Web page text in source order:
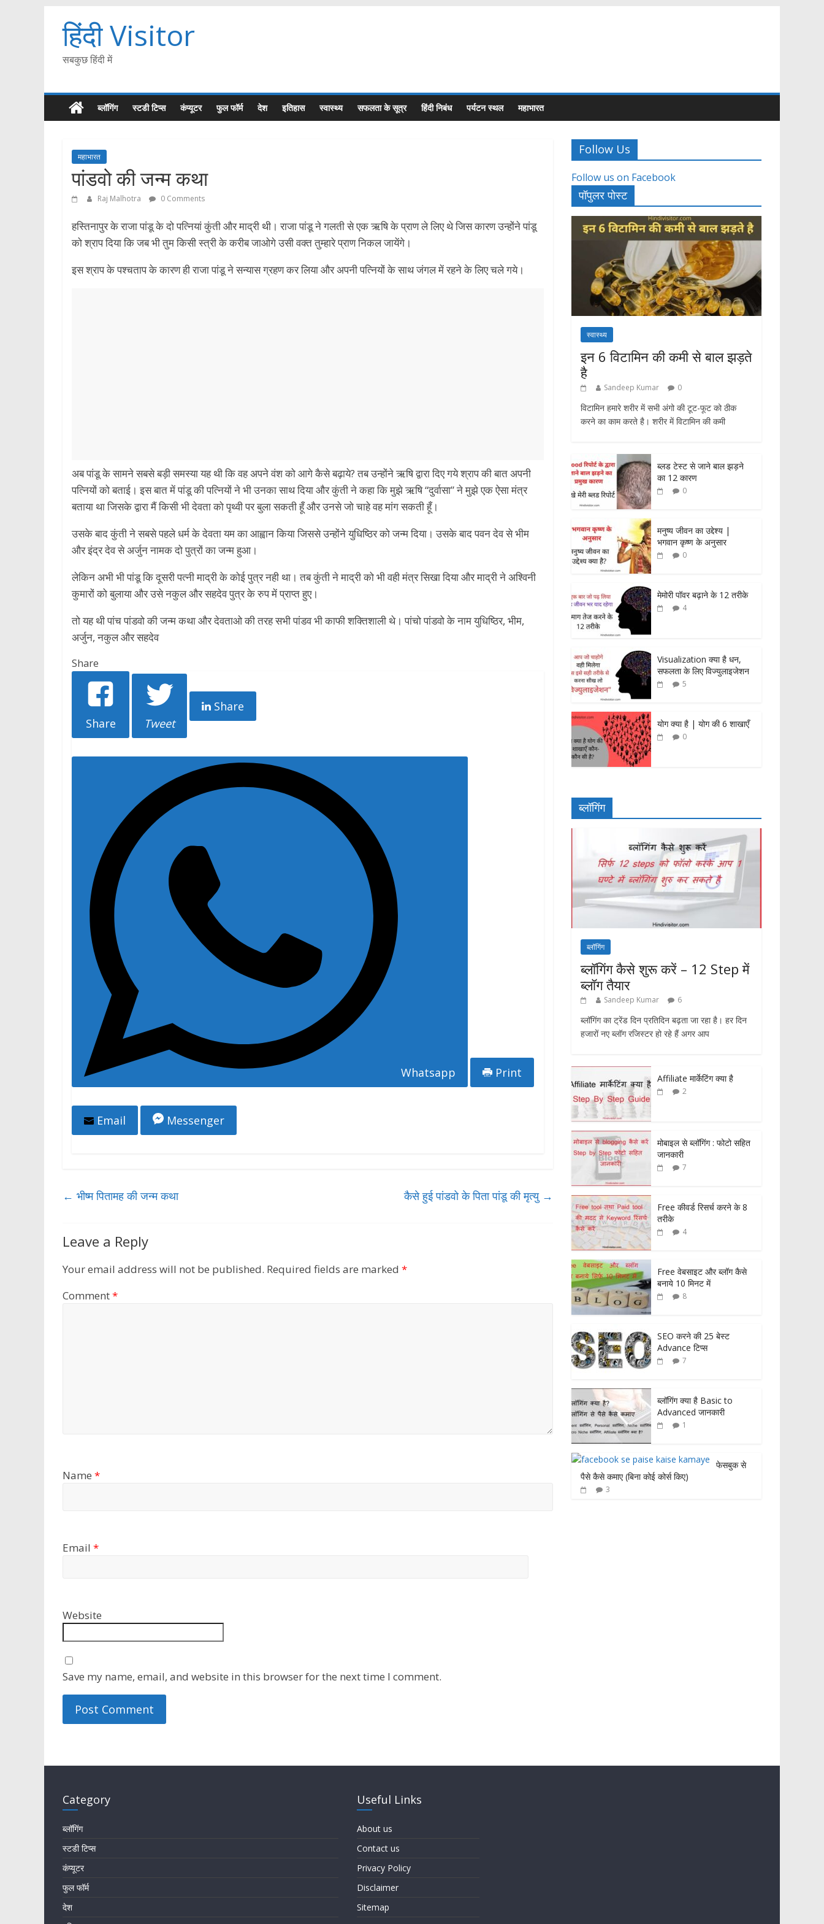
हिंदी Visitor
सबकुछ हिंदी में
ब्लॉगिंग स्टडी टिप्स कंप्यूटर फुल फॉर्म देश इतिहास स्वास्थ्य सफलता के सूत्र हिंदी निबंध पर्यटन स्थल महाभारत
महाभारत
पांडवो की जन्म कथा
Raj Malhotra 0 Comments
हस्तिनापुर के राजा पांडू के दो पत्नियां कुंती और माद्री थी। राजा पांडू ने गलती से एक ऋषि के प्राण ले लिए थे जिस कारण उन्होंने पांडू
को श्राप दिया कि जब भी तुम किसी स्त्री के करीब जाओगे उसी वक्त तुम्हारे प्राण निकल जायेंगे।
इस श्राप के पश्चताप के कारण ही राजा पांडू ने सन्यास ग्रहण कर लिया और अपनी पत्नियों के साथ जंगल में रहने के लिए चले गये।
अब पांडू के सामने सबसे बड़ी समस्या यह थी कि वह अपने वंश को आगे कैसे बढ़ाये? तब उन्होंने ऋषि द्वारा दिए गये श्राप की बात अपनी
पत्नियों को बताई। इस बात में पांडू की पत्नियों ने भी उनका साथ दिया और कुंती ने कहा कि मुझे ऋषि “दुर्वासा” ने मुझे एक ऐसा मंत्र
बताया था जिसके द्वारा मैं किसी भी देवता को पृथ्वी पर बुला सकती हूँ और उनसे जो चाहे वह मांग सकती हूँ।
उसके बाद कुंती ने सबसे पहले धर्म के देवता यम का आह्वान किया जिससे उन्होंने युधिष्ठिर को जन्म दिया। उसके बाद पवन देव से भीम
और इंद्र देव से अर्जुन नामक दो पुत्रों का जन्म हुआ।
लेकिन अभी भी पांडू कि दूसरी पत्नी माद्री के कोई पुत्र नही था। तब कुंती ने माद्री को भी वही मंत्र सिखा दिया और माद्री ने अश्विनी
कुमारों को बुलाया और उसे नकुल और सहदेव पुत्र के रुप में प्राप्त हुए।
तो यह थी पांच पांडवो की जन्म कथा और देवताओ की तरह सभी पांडव भी काफी शक्तिशाली थे। पांचो पांडवो के नाम युधिष्ठिर, भीम,
अर्जुन, नकुल और सहदेव
Share
Share Tweet
Share
Whatsapp Print
Email Messenger
← भीष्म पितामह की जन्म कथा कैसे हुई पांडवो के पिता पांडू की मृत्यु →
Leave a Reply
Your email address will not be published. Required fields are marked *
Comment*
Name *
Email *
Website
Save my name, email, and website in this browser for the next time I comment.
Follow Us
Follow us on Facebook
पॉपुलर पोस्ट
स्वास्थ्य
इन 6 विटामिन की कमी से बाल झड़ते
है
Sandeep Kumar 0
विटामिन हमारे शरीर में सभी अंगो की टूट-फूट को ठीक
करने का काम करते है। शरीर में विटामिन की कमी
ब्लड टेस्ट से जाने बाल झड़ने
का 12 कारण
0
मनुष्य जीवन का उद्देश्य |
भगवान कृष्ण के अनुसार
0
मेमोरी पॉवर बढ़ाने के 12 तरीके
4
Visualization क्या है धन,
सफलता के लिए विज्युलाइजेशन
5
योग क्या है | योग की 6 शाखाएँ
0
ब्लॉगिंग
ब्लॉगिंग
ब्लॉगिंग कैसे शुरू करें – 12 Step में
ब्लॉग तैयार
Sandeep Kumar 6
ब्लॉगिंग का ट्रेंड दिन प्रतिदिन बढ़ता जा रहा है। हर दिन
हजारों नए ब्लॉग रजिस्टर हो रहे हैं अगर आप
Affiliate मार्केटिंग क्या है
2
मोबाइल से ब्लॉगिंग : फोटो सहित
जानकारी
7
Free कीवर्ड रिसर्च करने के 8
तरीके
4
Free वेबसाइट और ब्लॉग कैसे
बनाये 10 मिनट में
8
SEO करने की 25 बेस्ट
Advance टिप्स
7
ब्लॉगिंग क्या है Basic to
Advanced जानकारी
1
फेसबुक से
पैसे कैसे कमाए (बिना कोई कोर्स किए)
3
Category
ब्लॉगिंग
स्टडी टिप्स
कंप्यूटर
फुल फॉर्म
देश
Useful Links
About us
Contact us
Privacy Policy
Disclaimer
Sitemap